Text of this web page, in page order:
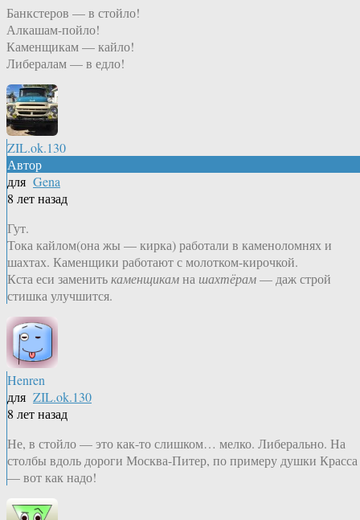
Банкстеров — в стойло!
Алкашам-пойло!
Каменщикам — кайло!
Либералам — в едло!
ZIL.ok.130
Автор
для Gena
8 лет назад
Гут.
Тока кайлом(она жы — кирка) работали в каменоломнях и
шахтах. Каменщики работают с молотком-кирочкой.
Кста еси заменитькаменщикамна шахтёрам— даж строй
стишка улучшится.
Henren
для ZIL.ok.130
8 лет назад
Не, в стойло — это как-то слишком… мелко. Либерально. На
столбы вдоль дороги Москва-Питер, по примеру душки Красса
— вот как надо!